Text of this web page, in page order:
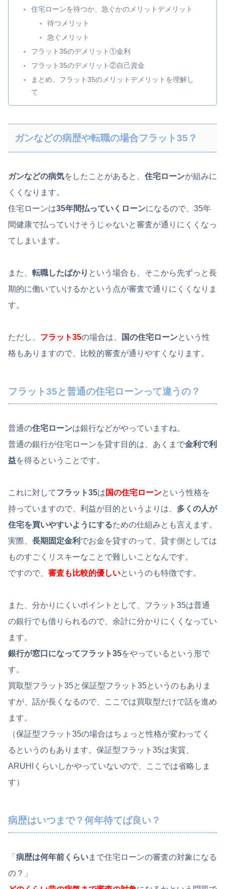
住宅ローンを待つか、急ぐかのメリットデメリット
待つメリット
急ぐメリット
フラット35のデメリット①金利
フラット35のデメリット②自己資金
まとめ。フラット35のメリットデメリットを理解し
て
ガンなどの病歴や転職の場合フラット35？
ガンなどの病気をしたことがあると、 住宅ローンが組みに
くくなります。
住宅ローンは35年間払っていくローンになるので、35年
間健康で払っていけそうじゃないと審査が通りにくくなっ
てしまいます。
また、 転職したばかり という場合も、そこから先ずっと長
期的に働いていけるかという点が審査で通りにくくなりま
す。
ただし、 フラット35の場合は、 国の住宅ローンという性
格もありますので、比較的審査が通りやすくなります。
フラット35と普通の住宅ローンって違うの？
普通の住宅ローンは銀行などがやっていますね。
普通の銀行が住宅ローンを貸す目的は、あくまで金利で利
益を得るということです。
これに対してフラット35は 国の住宅ローンという性格を
持っていますので、利益が目的というよりは、 多くの人が
住宅を買いやすいようにするための仕組みとも言えます。
実際、 長期固定金利 でお金を貸すのって、貸す側としては
ものすごくリスキーなことで難しいことなんです。
ですので、 審査も比較的優しいというのも特徴です。
また、分かりにくいポイントとして、フラット35は普通
の銀行でも借りられるので、余計に分かりにくくなってい
ます。
銀行が窓口になってフラット35をやっているという形で
す。
買取型フラット35と保証型フラット35というのもありま
すが、話が長くなるので、ここでは買取型だけで話を進め
ます。
（保証型フラット35の場合はちょっと性格が変わってく
るというのもあります。保証型フラット35は実質、
ARUHIくらいしかやっていないので、ここでは省略しま
す）
病歴はいつまで？何年待てば良い？
「 病歴は何年前くらいまで住宅ローンの審査の対象になる
の？」